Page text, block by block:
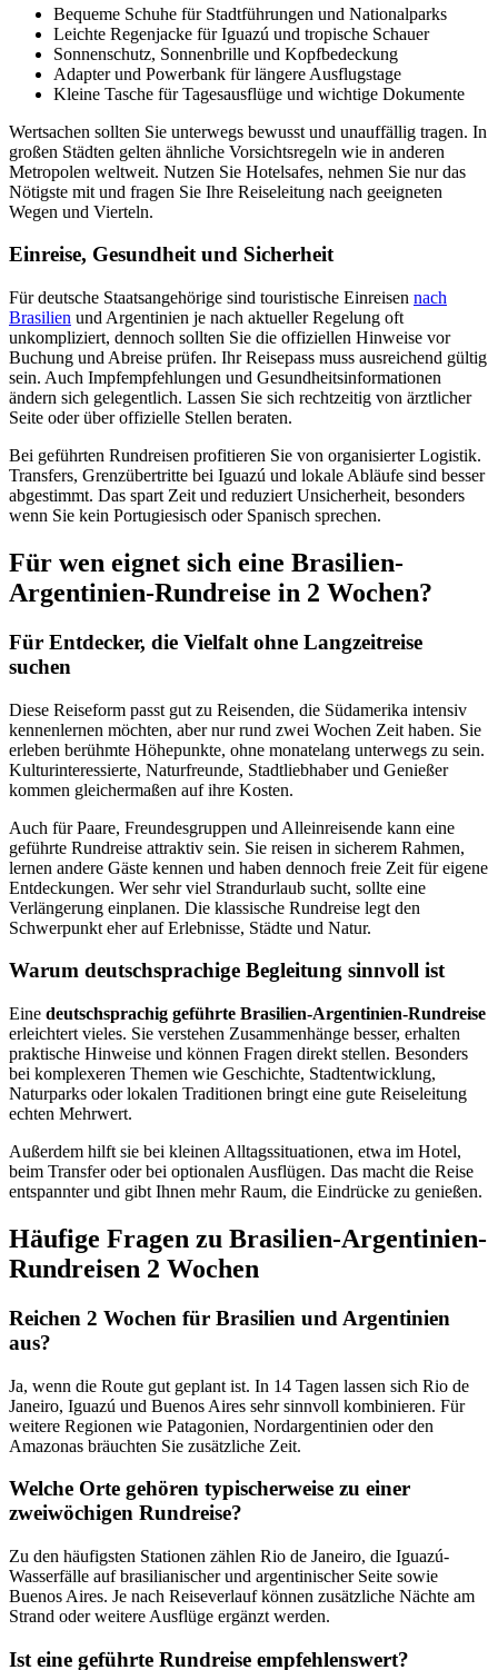
Bequeme Schuhe für Stadtführungen und Nationalparks
Leichte Regenjacke für Iguazú und tropische Schauer
Sonnenschutz, Sonnenbrille und Kopfbedeckung
Adapter und Powerbank für längere Ausflugstage
Kleine Tasche für Tagesausflüge und wichtige Dokumente
Wertsachen sollten Sie unterwegs bewusst und unauffällig tragen. In
großen Städten gelten ähnliche Vorsichtsregeln wie in anderen
Metropolen weltweit. Nutzen Sie Hotelsafes, nehmen Sie nur das
Nötigste mit und fragen Sie Ihre Reiseleitung nach geeigneten
Wegen und Vierteln.
Einreise, Gesundheit und Sicherheit
Für deutsche Staatsangehörige sind touristische Einreisen nach
Brasilien und Argentinien je nach aktueller Regelung oft
unkompliziert, dennoch sollten Sie die offiziellen Hinweise vor
Buchung und Abreise prüfen. Ihr Reisepass muss ausreichend gültig
sein. Auch Impfempfehlungen und Gesundheitsinformationen
ändern sich gelegentlich. Lassen Sie sich rechtzeitig von ärztlicher
Seite oder über offizielle Stellen beraten.
Bei geführten Rundreisen profitieren Sie von organisierter Logistik.
Transfers, Grenzübertritte bei Iguazú und lokale Abläufe sind besser
abgestimmt. Das spart Zeit und reduziert Unsicherheit, besonders
wenn Sie kein Portugiesisch oder Spanisch sprechen.
Für wen eignet sich eine Brasilien-
Argentinien-Rundreise in 2 Wochen?
Für Entdecker, die Vielfalt ohne Langzeitreise
suchen
Diese Reiseform passt gut zu Reisenden, die Südamerika intensiv
kennenlernen möchten, aber nur rund zwei Wochen Zeit haben. Sie
erleben berühmte Höhepunkte, ohne monatelang unterwegs zu sein.
Kulturinteressierte, Naturfreunde, Stadtliebhaber und Genießer
kommen gleichermaßen auf ihre Kosten.
Auch für Paare, Freundesgruppen und Alleinreisende kann eine
geführte Rundreise attraktiv sein. Sie reisen in sicherem Rahmen,
lernen andere Gäste kennen und haben dennoch freie Zeit für eigene
Entdeckungen. Wer sehr viel Strandurlaub sucht, sollte eine
Verlängerung einplanen. Die klassische Rundreise legt den
Schwerpunkt eher auf Erlebnisse, Städte und Natur.
Warum deutschsprachige Begleitung sinnvoll ist
Eine deutschsprachig geführte Brasilien-Argentinien-Rundreise
erleichtert vieles. Sie verstehen Zusammenhänge besser, erhalten
praktische Hinweise und können Fragen direkt stellen. Besonders
bei komplexeren Themen wie Geschichte, Stadtentwicklung,
Naturparks oder lokalen Traditionen bringt eine gute Reiseleitung
echten Mehrwert.
Außerdem hilft sie bei kleinen Alltagssituationen, etwa im Hotel,
beim Transfer oder bei optionalen Ausflügen. Das macht die Reise
entspannter und gibt Ihnen mehr Raum, die Eindrücke zu genießen.
Häufige Fragen zu Brasilien-Argentinien-
Rundreisen 2 Wochen
Reichen 2 Wochen für Brasilien und Argentinien
aus?
Ja, wenn die Route gut geplant ist. In 14 Tagen lassen sich Rio de
Janeiro, Iguazú und Buenos Aires sehr sinnvoll kombinieren. Für
weitere Regionen wie Patagonien, Nordargentinien oder den
Amazonas bräuchten Sie zusätzliche Zeit.
Welche Orte gehören typischerweise zu einer
zweiwöchigen Rundreise?
Zu den häufigsten Stationen zählen Rio de Janeiro, die Iguazú-
Wasserfälle auf brasilianischer und argentinischer Seite sowie
Buenos Aires. Je nach Reiseverlauf können zusätzliche Nächte am
Strand oder weitere Ausflüge ergänzt werden.
Ist eine geführte Rundreise empfehlenswert?